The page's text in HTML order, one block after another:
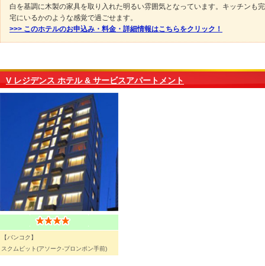
白を基調に木製の家具を取り入れた明るい雰囲気となっています。キッチンも
宅にいるかのような感覚で過ごせます。
>>> このホテルのお申込み・料金・詳細情報はこちらをクリック！
V レジデンス ホテル & サービスアパートメント
【バンコク】
スクムビット(アソーク-プロンポン手前)